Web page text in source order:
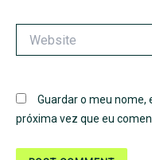
Guardar o meu nome,
próxima vez que eu